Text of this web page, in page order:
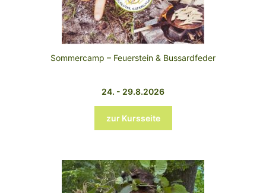
Sommercamp – Feuerstein & Bussardfeder
24. - 29.8.2026
zur Kursseite